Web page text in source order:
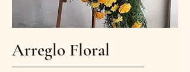
Arreglo Floral